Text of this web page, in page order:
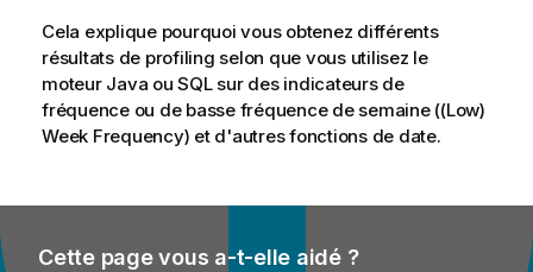
Cela explique pourquoi vous obtenez différents
résultats de profiling selon que vous utilisez le
moteur Java ou SQL sur des indicateurs de
fréquence ou de basse fréquence de semaine ((Low)
Week Frequency) et d'autres fonctions de date.
Cette page vous a-t-elle aidé ?